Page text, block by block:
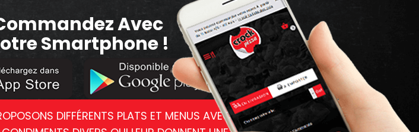
Avec
Smartphone !
DIFFÉRENTS PLATS ET MENUS AVEC